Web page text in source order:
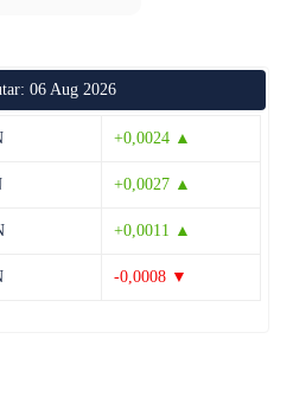
32°C 15°C
06 Aug 2026
+0,0024 ▲
+0,0027 ▲
+0,0011 ▲
-0,0008 ▼